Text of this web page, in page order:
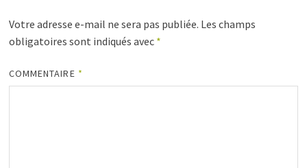
Votre adresse e-mail ne sera pas publiée. Les champs
obligatoires sont indiqués avec *
COMMENTAIRE *